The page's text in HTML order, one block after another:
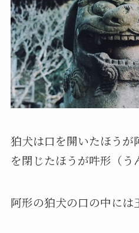
狛犬は口を開いたほうが
を閉じたほうが吽形（う
阿形の狛犬の口の中には